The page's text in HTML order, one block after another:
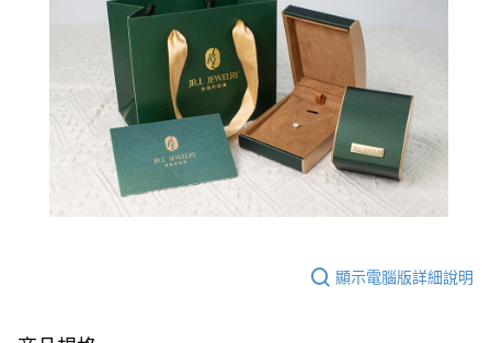
顯示電腦版詳細說明